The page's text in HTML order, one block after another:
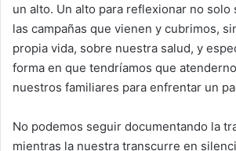
un alto. Un alto para reflexionar no solo
las campañas que vienen y cubrimos,
propia vida, sobre nuestra salud, y
forma en que tendríamos que
nuestros familiares para enfrentar un
No podemos seguir documentando la
mientras la nuestra transcurre en